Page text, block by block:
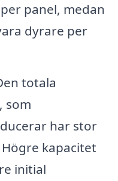
panel, medan
dyrare per
totala
som
har stor
kapacitet
initial